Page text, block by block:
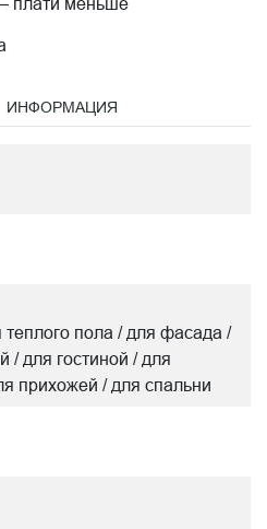
ИНФОРМАЦИЯ
теплого пола / для фасада /
/ для гостиной / для
прихожей / для спальни